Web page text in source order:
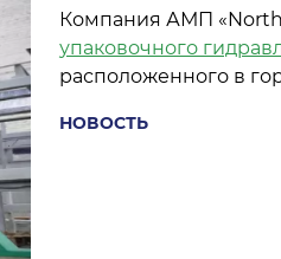
Компания АМП
упаковочного
расположенного в
НОВОСТЬ